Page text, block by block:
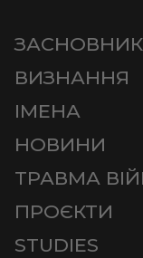
ЗАСНОВНИК
ВИЗНАННЯ
ІМЕНА
НОВИНИ
ТРАВМА
ПРОЄКТИ
STUDIES